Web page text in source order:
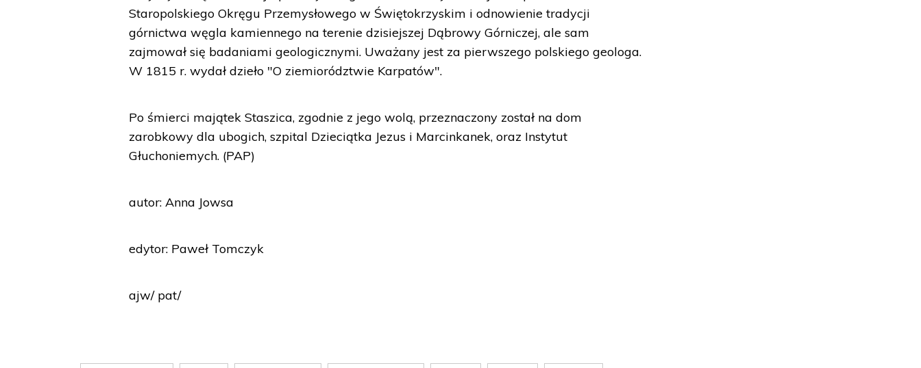
Staropolskiego Okręgu Przemysłowego w Świętokrzyskim i odnowienie tradycji
górnictwa węgla kamiennego na terenie dzisiejszej Dąbrowy Górniczej, ale sam
zajmował się badaniami geologicznymi. Uważany jest za pierwszego polskiego geologa.
W 1815 r. wydał dzieło "O ziemiorództwie Karpatów".
Po śmierci majątek Staszica, zgodnie z jego wolą, przeznaczony został na dom
zarobkowy dla ubogich, szpital Dzieciątka Jezus i Marcinkanek, oraz Instytut
Głuchoniemych. (PAP)
autor: Anna Jowsa
edytor: Paweł Tomczyk
ajw/ pat/